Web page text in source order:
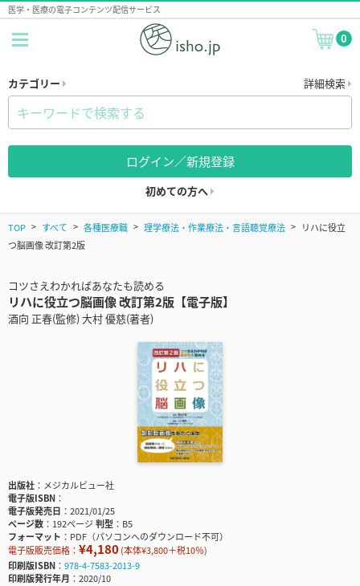
医学・医療の電子コンテンツ配信サービス
0
カテゴリー 詳細検索
ログイン／新規登録
初めての方へ
TOP すべて 各種医療職 理学療法・作業療法・言語聴覚療法
リハに役立
つ脳画像 改訂第2版
コツさえわかればあなたも読める
リハに役立つ脳画像 改訂第2版【電子版】
酒向 正春(監修) 大村 優慈(著者)
出版社
メジカルビュー社
電子版ISBN
電子版発売日
2021/01/25
ページ数
192ページ判型
B5
フォーマット
PDF（パソコンへのダウンロード不可）
電子版販売価格： ¥4,180(本体¥3,800＋税10％)
印刷版ISBN
978-4-7583-2013-9
印刷版発行年月
2020/10